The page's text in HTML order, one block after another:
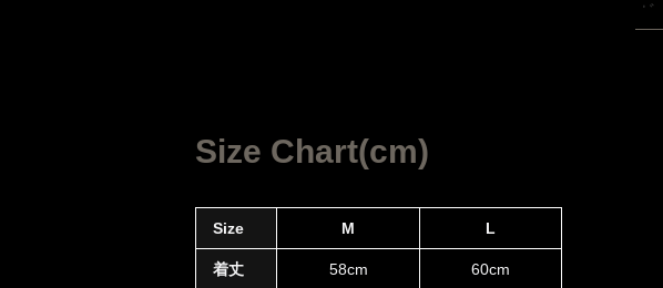
Size Chart(cm)
Size M L
着丈 58cm 60cm